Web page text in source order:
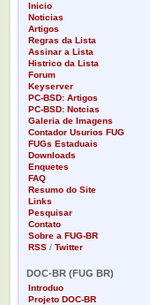
Inicio
Noticias
Artigos
Regras da Lista
Assinar a Lista
Histrico da Lista
Forum
Keyserver
PC-BSD: Artigos
PC-BSD: Notcias
Galeria de Imagens
Contador Usurios FUG
FUGs Estaduais
Downloads
Enquetes
FAQ
Resumo do Site
Links
Pesquisar
Contato
Sobre a FUG-BR
RSS / Twitter
DOC-BR (FUG BR)
Introduo
Projeto DOC-BR